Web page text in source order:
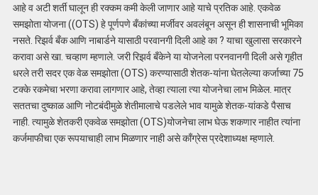
आहे व अटी शर्ती घालून ही रक्कम कमी केली जाणार आहे याचे प्रतिक आहे. एकवेळ
समझोता योजना ((OTS) हे पूर्णपणे बँकांच्या मर्जीवर अवलंबून असून ही शासनाची भूमिका
नसते. रिझर्व बँक आणि नाबार्डने यासाठी परवानगी दिली आहे का ? याचा खुलासा सरकारने
करावा असे खा. चव्हाण म्हणाले. जरी रिझर्व बँकेने या योजनेला परनवानगी दिली असे गृहीत
धरले तरी सदर एक वेळ समझोता (OTS) करण्यासाठी शेतक-यांना घेतलेल्या कर्जाच्या 75
टक्के रकमेचा भरणा करावा लागणार आहे, तेव्हा त्याला त्या योजनेचा लाभ मिळेल. मात्र
सततचा दुष्काळ आणि नोटबंदीमुळे शेतीमालाचे पडलेले भाव यामुळे शेतक-यांकडे पैसाच
नाही. त्यामुळे शेतकरी एकवेळ समझोता (OTS)योजनेचा लाभ घेऊ शकणार नाहीत त्यांना
कर्जमाफीचा एक रूपयाचाही लाभ मिळणार नाही असे काँग्रेस प्रदेशाध्यक्ष म्हणाले.